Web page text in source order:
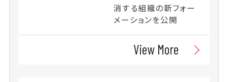
消する組織の新フォー
メーションを公開
View More